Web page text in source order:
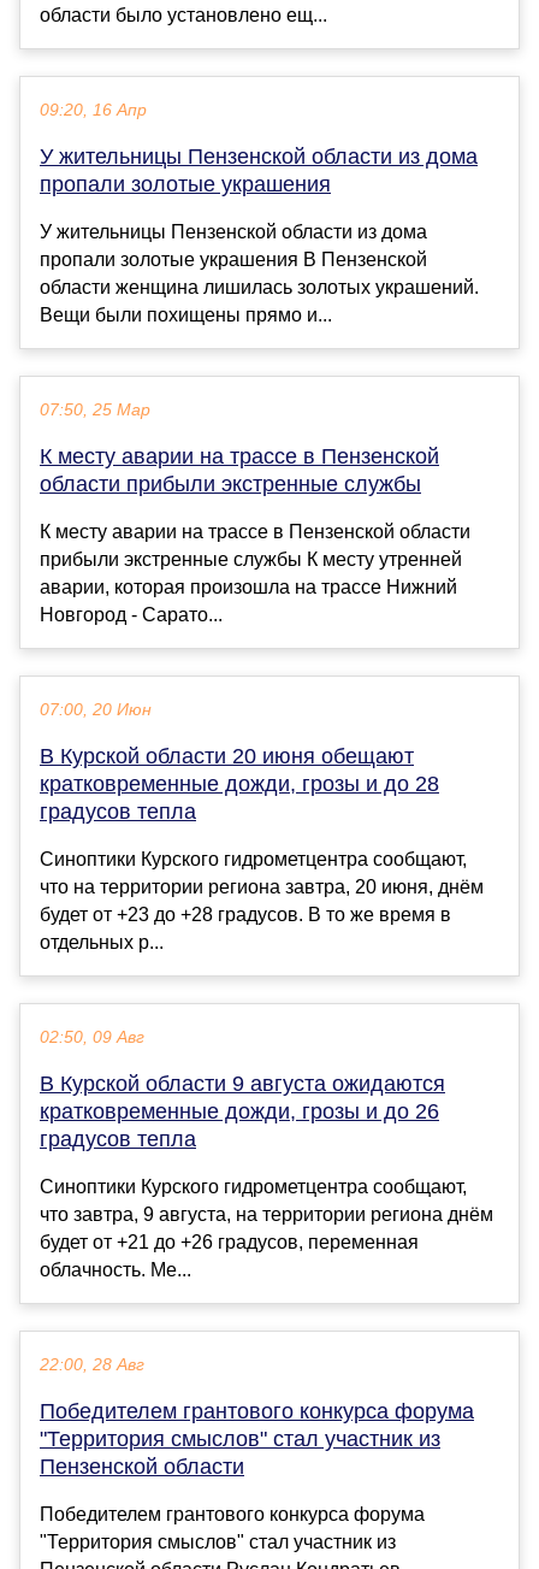
области было установлено ещ...
09:20, 16 Апр
У жительницы Пензенской области из дома
пропали золотые украшения
У жительницы Пензенской области из дома
пропали золотые украшения В Пензенской
области женщина лишилась золотых украшений.
Вещи были похищены прямо и...
07:50, 25 Мар
К месту аварии на трассе в Пензенской
области прибыли экстренные службы
К месту аварии на трассе в Пензенской области
прибыли экстренные службы К месту утренней
аварии, которая произошла на трассе Нижний
Новгород - Сарато...
07:00, 20 Июн
В Курской области 20 июня обещают
кратковременные дожди, грозы и до 28
градусов тепла
Синоптики Курского гидрометцентра сообщают,
что на территории региона завтра, 20 июня, днём
будет от +23 до +28 градусов. В то же время в
отдельных р...
02:50, 09 Авг
В Курской области 9 августа ожидаются
кратковременные дожди, грозы и до 26
градусов тепла
Синоптики Курского гидрометцентра сообщают,
что завтра, 9 августа, на территории региона днём
будет от +21 до +26 градусов, переменная
облачность. Ме...
22:00, 28 Авг
Победителем грантового конкурса форума
"Территория смыслов" стал участник из
Пензенской области
Победителем грантового конкурса форума
"Территория смыслов" стал участник из